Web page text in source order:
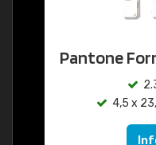
Pantone
4,5 x